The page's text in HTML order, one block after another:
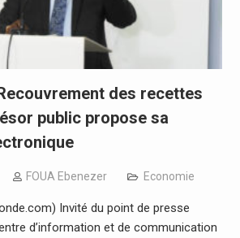
des recettes
public propose sa
FOUA Ebenezer Economie
Invité du point de presse
d’information et de communication